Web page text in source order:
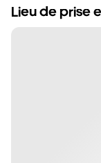
Lieu de prise